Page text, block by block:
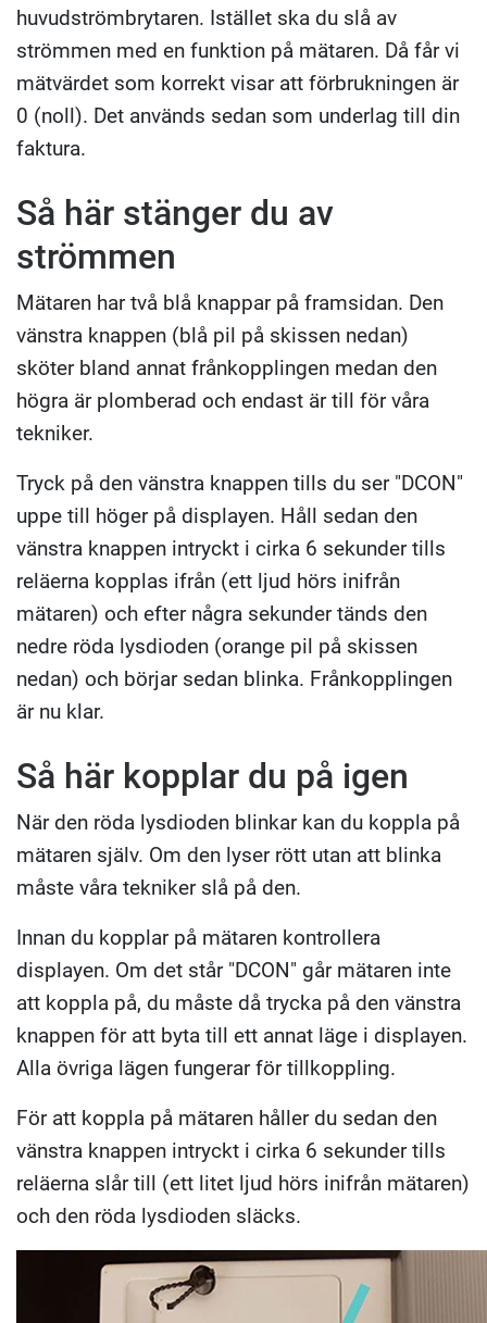
huvudströmbrytaren. Istället ska du slå av
strömmen med en funktion på mätaren. Då får vi
mätvärdet som korrekt visar att förbrukningen är
0 (noll). Det används sedan som underlag till din
faktura.
Så här stänger du av
strömmen
Mätaren har två blå knappar på framsidan. Den
vänstra knappen (blå pil på skissen nedan)
sköter bland annat frånkopplingen medan den
högra är plomberad och endast är till för våra
tekniker.
Tryck på den vänstra knappen tills du ser "DCON"
uppe till höger på displayen. Håll sedan den
vänstra knappen intryckt i cirka 6 sekunder tills
reläerna kopplas ifrån (ett ljud hörs inifrån
mätaren) och efter några sekunder tänds den
nedre röda lysdioden (orange pil på skissen
nedan) och börjar sedan blinka. Frånkopplingen
är nu klar.
Så här kopplar du på igen
När den röda lysdioden blinkar kan du koppla på
mätaren själv. Om den lyser rött utan att blinka
måste våra tekniker slå på den.
Innan du kopplar på mätaren kontrollera
displayen. Om det står "DCON" går mätaren inte
att koppla på, du måste då trycka på den vänstra
knappen för att byta till ett annat läge i displayen.
Alla övriga lägen fungerar för tillkoppling.
För att koppla på mätaren håller du sedan den
vänstra knappen intryckt i cirka 6 sekunder tills
reläerna slår till (ett litet ljud hörs inifrån mätaren)
och den röda lysdioden släcks.